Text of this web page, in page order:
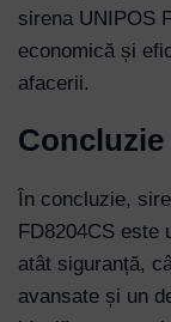
sirena UNIPOS
economică și
afacerii.
Concluzie
În concluzie,
FD8204CS este
atât siguranță,
avansate și un